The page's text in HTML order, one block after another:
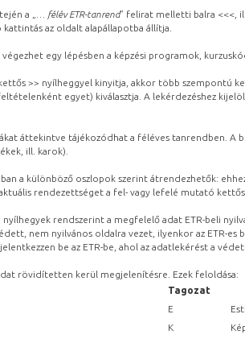
a „ … félév ETR-tanrend” felirat melletti balra <<<,
az oldalt alapállapotba állítja.
egy lépésben a képzési programok,
>> nyílheggyel kinyitja, akkor több szempontú
egyet) kiválasztja. A lekérdezéshez
áttekintve tájékozódhat a féléves tanrendben. A
ill. karok).
a különböző oszlopok szerint átrendezhetők:
rendezettséget a fel- vagy lefelé mutató
rendszerint a megfelelő adat ETR-beli
nem nyilvános oldalra vezet, ilyenkor az ETR-es
be az ETR-be, ahol az adatlekérést a
rövidítetten kerül megjelenítésre. Ezek feloldása:
Tagozat
E
Esti
K